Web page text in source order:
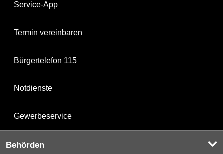
Service-App
Termin vereinbaren
Bürgertelefon 115
Notdienste
Gewerbeservice
Behörden